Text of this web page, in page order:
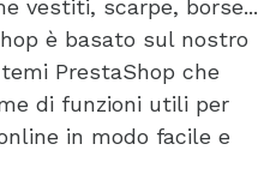
vestiti, scarpe, borse...
è basato sul nostro
PrestaShop che
di funzioni utili per
in modo facile e